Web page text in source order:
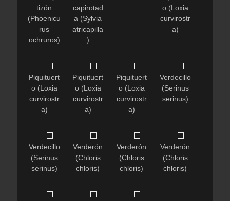
tizón
(Phoenicu
rus
ochruros)
capirotad
a (Sylvia
atricapilla
)
o (Loxia
curvirostr
a)
Piquituert
o (Loxia
curvirostr
a)
Piquituert
o (Loxia
curvirostr
a)
Piquituert
o (Loxia
curvirostr
a)
Verdecillo
(Serinus
serinus)
Verdecillo
(Serinus
serinus)
Verderón
(Chloris
chloris)
Verderón
(Chloris
chloris)
Verderón
(Chloris
chloris)